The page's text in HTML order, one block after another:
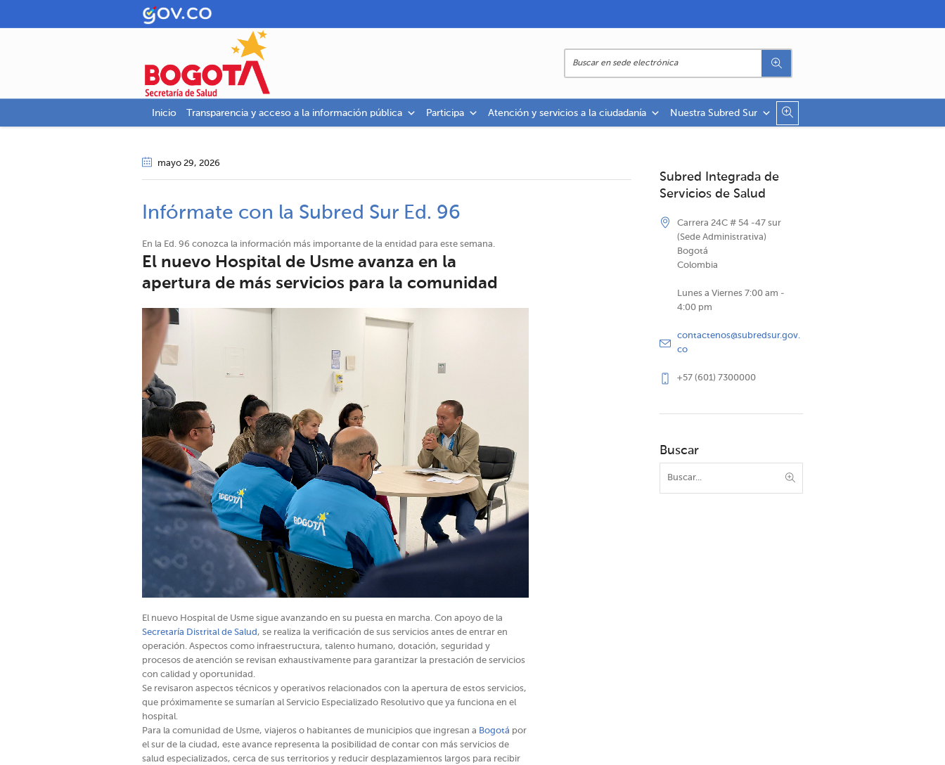
Inicio Transparencia y acceso a la información pública Participa Atención y servicios a la ciudadanía Nuestra Subred Sur
mayo 29, 2026
Infórmate con la Subred Sur Ed. 96
En la Ed. 96 conozca la información más importante de la entidad para este semana.
El nuevo Hospital de Usme avanza en la
apertura de más servicios para la comunidad
El nuevo Hospital de Usme sigue avanzando en su puesta en marcha. Con apoyo de la
Secretaría Distrital de Salud , se realiza la verificación de sus servicios antes de entrar en
operación. Aspectos como infraestructura, talento humano, dotación, seguridad y
procesos de atención se revisan exhaustivamente para garantizar la prestación de servicios
con calidad y oportunidad.
Se revisaron aspectos técnicos y operativos relacionados con la apertura de estos servicios,
que próximamente se sumarían al Servicio Especializado Resolutivo que ya funciona en el
hospital.
Para la comunidad de Usme, viajeros o habitantes de municipios que ingresan a Bogotá por
el sur de la ciudad, este avance representa la posibilidad de contar con más servicios de
salud especializados, cerca de sus territorios y reducir desplazamientos largos para recibir
Subred Integrada de
Servicios de Salud
Carrera 24C # 54 -47 sur
(Sede Administrativa)
Bogotá
Colombia
Lunes a Viernes 7:00 am -
4:00 pm
contactenos@subredsur.gov.
co
+57 (601) 7300000
Buscar